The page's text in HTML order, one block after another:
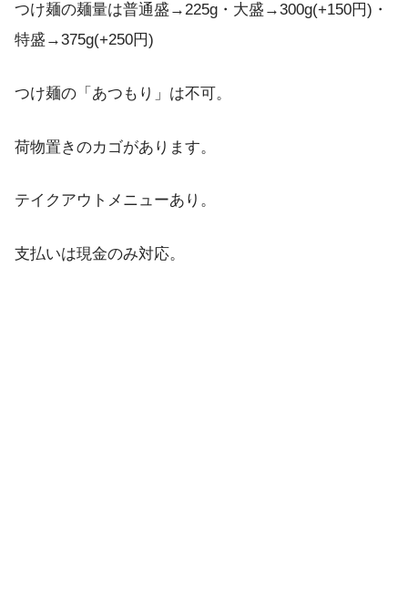
つけ麺の麺量は普通盛→225g・大盛→300g(+150円)・
特盛→375g(+250円)
つけ麺の「あつもり」は不可。
荷物置きのカゴがあります。
テイクアウトメニューあり。
支払いは現金のみ対応。